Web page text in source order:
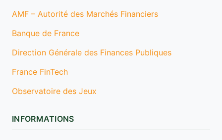
AMF – Autorité des Marchés Financiers
Banque de France
Direction Générale des Finances Publiques
France FinTech
Observatoire des Jeux
INFORMATIONS